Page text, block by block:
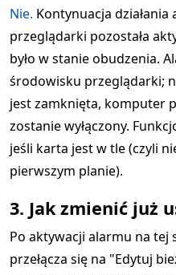
Nie. Kontynuacja
przeglądarki pozostała
było w stanie obudzenia.
środowisku przeglądarki;
jest zamknięta, komputer
zostanie wyłączony.
jeśli karta jest w tle (czyli
pierwszym planie).
3. Jak zmienić już
Po aktywacji alarmu na
przełącza się na "Edytuj